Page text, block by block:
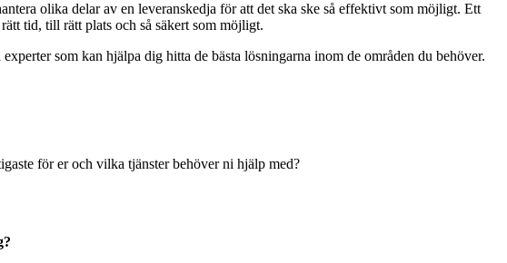
olika delar av en leveranskedja för att det ska ske så effektivt som möjligt. Ett
tid, till rätt plats och så säkert som möjligt.
som kan hjälpa dig hitta de bästa lösningarna inom de områden du behöver.
för er och vilka tjänster behöver ni hjälp med?